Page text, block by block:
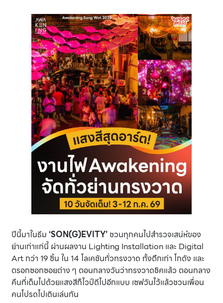
ปีนี้มาในธีม ‘SON(G)EVITY’ ชวนทุกคนไปสำรวจเสน่ห์ของ
ย่านเก่าแก่นี้ ผ่านผลงาน Lighting Installation และ Digital
Art กว่า 19 ชิ้น ใน 14 โลเคชันทั่วทรงวาด ทั้งตึกเก่า โกดัง และ
ตรอกซอกซอยต่าง ๆ ตอนกลางวันว่าทรงวาดชิคแล้ว ตอนกลาง
คืนที่เต็มไปด้วยแสงสีก็ไวป์ดีไปอีกแบบ เซฟวันไว้แล้วชวนเพื่อน
คนโปรดไปเดินเล่นกัน